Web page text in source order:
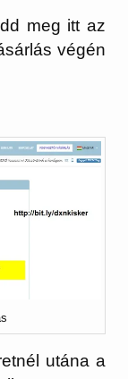
meg itt az
végén
utána a